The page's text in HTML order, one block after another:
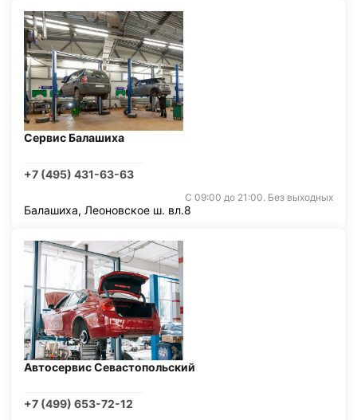
Сервис Балашиха
+7 (495) 431-63-63
С 09:00 до 21:00. Без выходных
Балашиха, Леоновское ш. вл.8
Автосервис Севастопольский
+7 (499) 653-72-12